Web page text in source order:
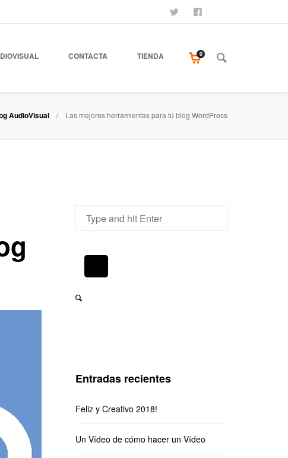
SÍGUENOS
CONTACTA TIENDA 0
AudioVisual Las mejores herramientas para tú blog WordPress
Entradas recientes
Feliz y Creativo 2018!
Un Vídeo de cómo hacer un Vídeo